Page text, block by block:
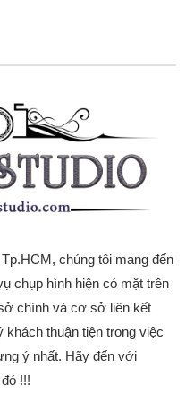
chúng tôi mang đến
chụp hình hiện có mặt trên
chính và cơ sở liên kết
khách thuận tiện trong việc
ý nhất. Hãy đến với
!!!